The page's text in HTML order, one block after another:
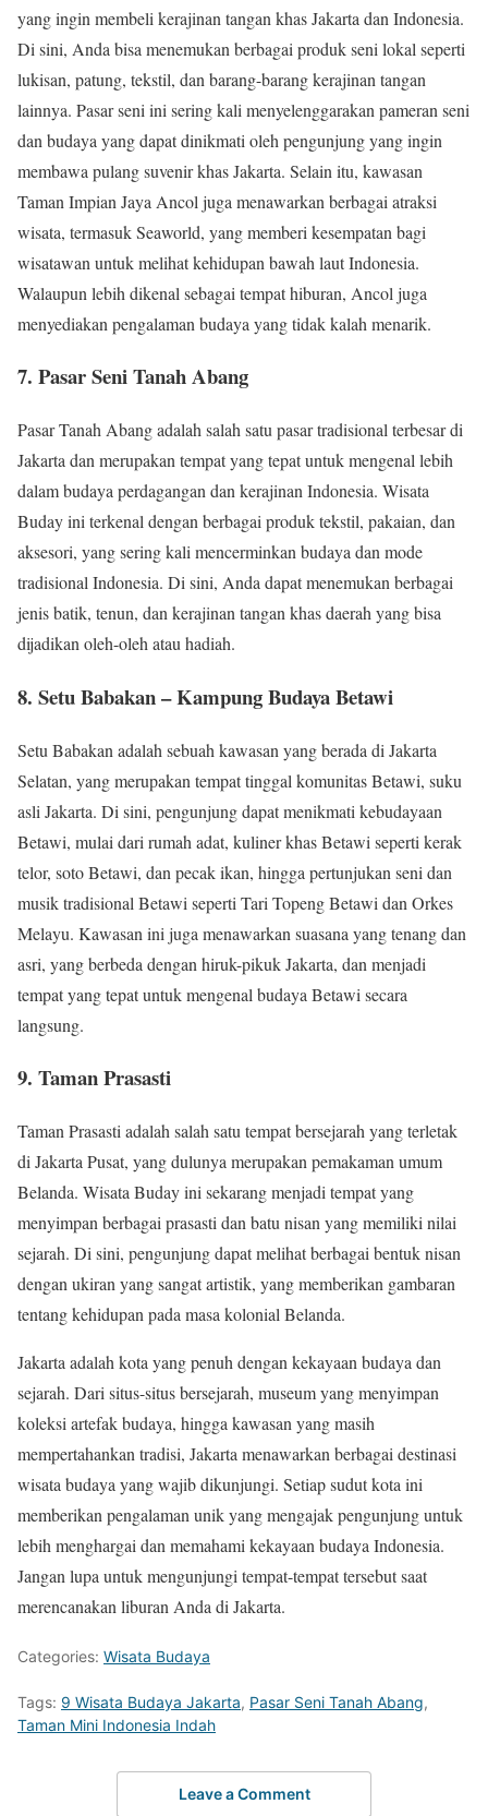
yang ingin membeli kerajinan tangan khas Jakarta dan Indonesia.
Di sini, Anda bisa menemukan berbagai produk seni lokal seperti
lukisan, patung, tekstil, dan barang-barang kerajinan tangan
lainnya. Pasar seni ini sering kali menyelenggarakan pameran seni
dan budaya yang dapat dinikmati oleh pengunjung yang ingin
membawa pulang suvenir khas Jakarta. Selain itu, kawasan
Taman Impian Jaya Ancol juga menawarkan berbagai atraksi
wisata, termasuk Seaworld, yang memberi kesempatan bagi
wisatawan untuk melihat kehidupan bawah laut Indonesia.
Walaupun lebih dikenal sebagai tempat hiburan, Ancol juga
menyediakan pengalaman budaya yang tidak kalah menarik.
7. Pasar Seni Tanah Abang
Pasar Tanah Abang adalah salah satu pasar tradisional terbesar di
Jakarta dan merupakan tempat yang tepat untuk mengenal lebih
dalam budaya perdagangan dan kerajinan Indonesia. Wisata
Buday ini terkenal dengan berbagai produk tekstil, pakaian, dan
aksesori, yang sering kali mencerminkan budaya dan mode
tradisional Indonesia. Di sini, Anda dapat menemukan berbagai
jenis batik, tenun, dan kerajinan tangan khas daerah yang bisa
dijadikan oleh-oleh atau hadiah.
8. Setu Babakan – Kampung Budaya Betawi
Setu Babakan adalah sebuah kawasan yang berada di Jakarta
Selatan, yang merupakan tempat tinggal komunitas Betawi, suku
asli Jakarta. Di sini, pengunjung dapat menikmati kebudayaan
Betawi, mulai dari rumah adat, kuliner khas Betawi seperti kerak
telor, soto Betawi, dan pecak ikan, hingga pertunjukan seni dan
musik tradisional Betawi seperti Tari Topeng Betawi dan Orkes
Melayu. Kawasan ini juga menawarkan suasana yang tenang dan
asri, yang berbeda dengan hiruk-pikuk Jakarta, dan menjadi
tempat yang tepat untuk mengenal budaya Betawi secara
langsung.
9. Taman Prasasti
Taman Prasasti adalah salah satu tempat bersejarah yang terletak
di Jakarta Pusat, yang dulunya merupakan pemakaman umum
Belanda. Wisata Buday ini sekarang menjadi tempat yang
menyimpan berbagai prasasti dan batu nisan yang memiliki nilai
sejarah. Di sini, pengunjung dapat melihat berbagai bentuk nisan
dengan ukiran yang sangat artistik, yang memberikan gambaran
tentang kehidupan pada masa kolonial Belanda.
Jakarta adalah kota yang penuh dengan kekayaan budaya dan
sejarah. Dari situs-situs bersejarah, museum yang menyimpan
koleksi artefak budaya, hingga kawasan yang masih
mempertahankan tradisi, Jakarta menawarkan berbagai destinasi
wisata budaya yang wajib dikunjungi. Setiap sudut kota ini
memberikan pengalaman unik yang mengajak pengunjung untuk
lebih menghargai dan memahami kekayaan budaya Indonesia.
Jangan lupa untuk mengunjungi tempat-tempat tersebut saat
merencanakan liburan Anda di Jakarta.
Categories: Wisata Budaya
Tags: 9 Wisata Budaya Jakarta, Pasar Seni Tanah Abang,
Taman Mini Indonesia Indah
Leave a Comment